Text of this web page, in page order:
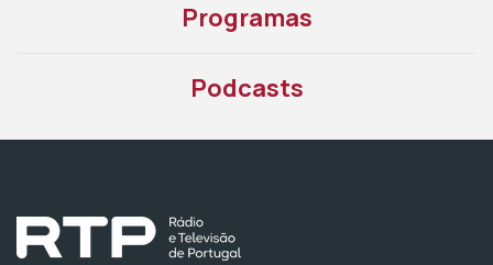
Programas
Podcasts